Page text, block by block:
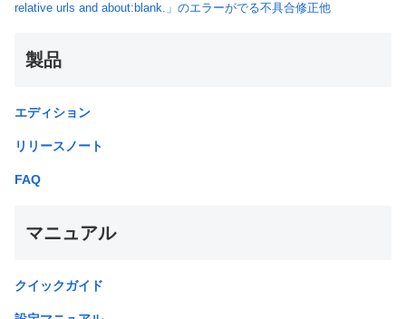
relative urls and about:blank.」のエラーがでる不具合修正他
製品
エディション
リリースノート
FAQ
マニュアル
クイックガイド